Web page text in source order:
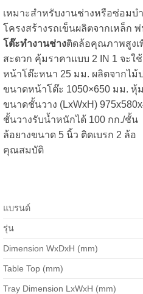
เหมาะสำหรับงานช่างหรือซ่อมบ
โครงสร้างรถเข็นผลิตจากเหล็ก
โต๊ะทำงานช่างติดล้อคุณภาพสูงเ
สะดวก คุ้มราคาแบบ 2 IN 1 จะใ
หน้าโต๊ะหนา 25 มม. ผลิตจากไม้
ขนาดหน้าโต๊ะ 1050×650 มม. หุ้
ขนาดชั้นวาง (LxWxH)
ชั้นวางรับน้ำหนักได้ 100 กก./ชั้น
ล้อยางขนาด 5 นิ้ว ติดเบรก 2 ล้อ
คุณสมบัติ
แบรนด์
รุ่น
Dimension WxDxH (mm)
Table Top (mm)
Tray Dimension LxWxH (mm)